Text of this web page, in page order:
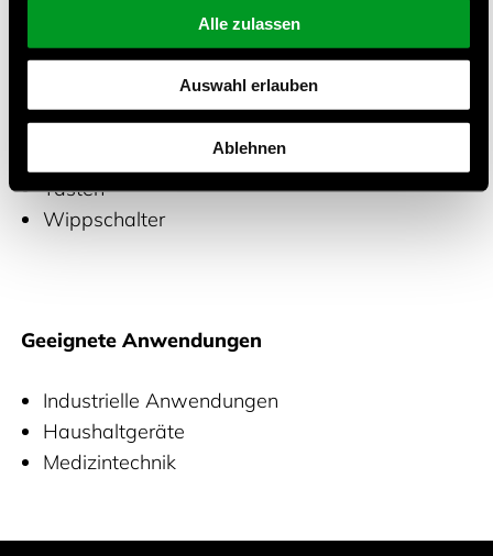
Alle zulassen
Auswahl erlauben
Ablehnen
Leuchten
Mikro-Signalschalter
Schiebeschalter
Tasten
Wippschalter
Geeignete Anwendungen
Industrielle Anwendungen
Haushaltgeräte
Medizintechnik